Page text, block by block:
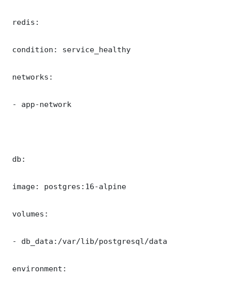
redis:
condition: service_healthy
networks:
- app-network
db:
image: postgres:16-alpine
volumes:
- db_data:/var/lib/postgresql/data
environment: